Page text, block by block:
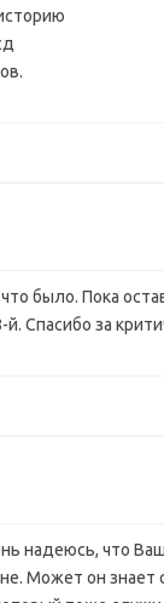
было. Пока
Спасибо за
надеюсь, что
Может он знает